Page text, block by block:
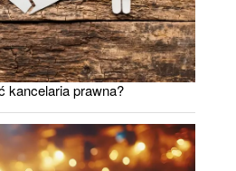
kancelaria prawna?